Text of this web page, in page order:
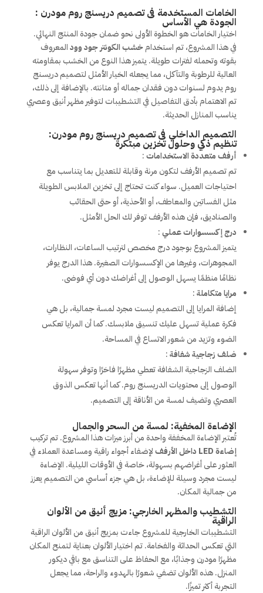
الخامات المستخدمة فى تصميم دريسنج روم مودرن :
الجودة هي الأساس
اختيار الخامات هو الخطوة الأولى نحو ضمان جودة المنتج النهائي.
في هذا المشروع، تم استخدامخشب الكونتر جود وودالمعروف
بقوته وتحمله لفترات طويلة. يتميز هذا النوع من الخشب بمقاومته
العالية للرطوبة والتآكل، مما يجعله الخيار الأمثل لتصميم دريسنج
روم يدوم لسنوات دون فقدان جماله أو متانته. بالإضافة إلى ذلك،
تم الاهتمام بأدق التفاصيل في التشطيبات لتوفير مظهر أنيق وعصري
يناسب المنازل الحديثة.
التصميم الداخلي فى تصميم دريسنج روم مودرن:
تنظيم ذكي وحلول تخزين مبتكرة
أرفف متعددة الاستخدامات:
تم تصميم الأرفف لتكون مرنة وقابلة للتعديل بما يتناسب مع
احتياجات العميل. سواء كنت تحتاج إلى تخزين الملابس الطويلة
مثل الفساتين والمعاطف، أو الأحذية، أو حتى الحقائب
والصناديق، فإن هذه الأرفف توفر لك الحل الأمثل.
درج إكسسوارات عملي:
يتميز المشروع بوجود درج مخصص لترتيب الساعات، النظارات،
المجوهرات، وغيرها من الإكسسوارات الصغيرة. هذا الدرج يوفر
نظامًا منظمًا يسهل الوصول إلى أغراضك دون أي فوضى.
مرايا متكاملة:
إضافة المرايا إلى التصميم ليست مجرد لمسة جمالية، بل هي
فكرة عملية تسهل عليك تنسيق ملابسك. كما أن المرايا تعكس
الضوء وتزيد من شعور الاتساع في المساحة.
ضلف زجاجية شفافة:
الضلف الزجاجية الشفافة تعطي مظهرًا فاخرًا وتوفر سهولة
الوصول إلى محتويات الدريسنج روم. كما أنها تعكس الذوق
العصري وتضيف لمسة من الأناقة إلى التصميم.
الإضاءة المخفية: لمسة من السحر والجمال
تُعتبر الإضاءة المخففة واحدة من أبرز ميزات هذا المشروع. تم تركيب
إضاءة LED داخل الأرفف
لإضفاء أجواء راقية ومساعدة العملاء في
العثور على أغراضهم بسهولة، خاصة في الأوقات الليلية. الإضاءة
ليست مجرد وسيلة للإضاءة، بل هي جزء أساسي من التصميم يعزز
من جمالية المكان.
التشطيب والمظهر الخارجي: مزيج أنيق من الألوان
الراقية
التشطيبات الخارجية للمشروع جاءت بمزيج أنيق من الألوان الراقية
التي تعكس الحداثة والفخامة. تم اختيار الألوان بعناية لتمنح المكان
مظهرًا مودرن وجذابًا، مع الحفاظ على التناسق مع باقي ديكور
المنزل. هذه الألوان تضفي شعورًا بالهدوء والراحة، مما يجعل
التجربة أكثر تميزًا.